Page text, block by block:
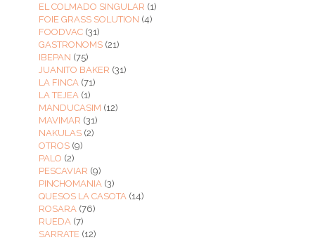
EL COLMADO SINGULAR (1)
FOIE GRASS SOLUTION (4)
FOODVAC (31)
GASTRONOMS (21)
IBEPAN (75)
JUANITO BAKER (31)
LA FINCA (71)
LA TEJEA (1)
MANDUCASIM (12)
MAVIMAR (31)
NAKULAS (2)
OTROS (9)
PALO (2)
PESCAVIAR (9)
PINCHOMANIA (3)
QUESOS LA CASOTA (14)
ROSARA (76)
RUEDA (7)
SARRATE (12)